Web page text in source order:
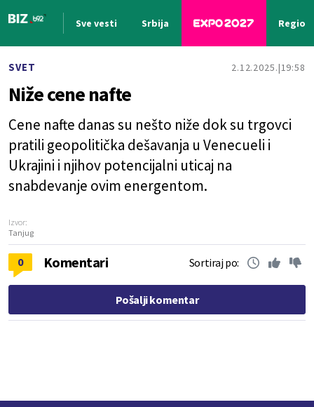
Sve vesti Srbija Region
SVET 2.12.2025. 19:58
Niže cene nafte
Cene nafte danas su nešto niže dok su trgovci
pratili geopolitička dešavanja u Venecueli i
Ukrajini i njihov potencijalni uticaj na
snabdevanje ovim energentom.
Izvor:
Tanjug
0 Komentari Sortiraj po:
Pošalji komentar